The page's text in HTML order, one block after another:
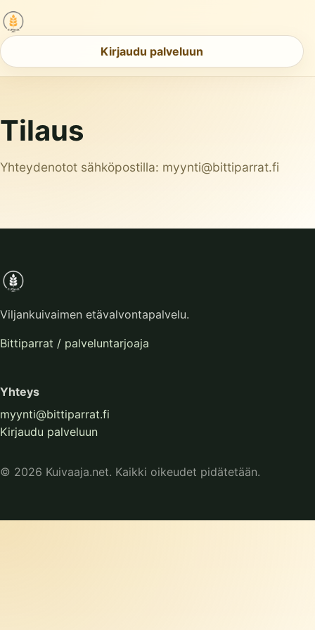
Kirjaudu palveluun
Tilaus
Yhteydenotot sähköpostilla: myynti@bittiparrat.fi
Viljankuivaimen etävalvontapalvelu.
Bittiparrat / palveluntarjoaja
Yhteys
myynti@bittiparrat.fi
Kirjaudu palveluun
© 2026 Kuivaaja.net. Kaikki oikeudet pidätetään.